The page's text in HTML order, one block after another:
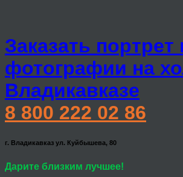
Заказать портрет
фотографии на
Владикавказе
8 800 222 02 86
г. Владикавказ ул. Куйбышева, 80
Дарите близким лучшее!